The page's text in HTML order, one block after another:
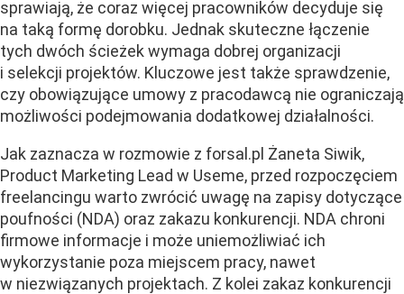
sprawiają, że coraz więcej pracowników decyduje się
na taką formę dorobku. Jednak skuteczne łączenie
tych dwóch ścieżek wymaga dobrej organizacji
i selekcji projektów. Kluczowe jest także sprawdzenie,
czy obowiązujące umowy z pracodawcą nie ograniczają
możliwości podejmowania dodatkowej działalności.
Jak zaznacza w rozmowie z forsal.pl Żaneta Siwik,
Product Marketing Lead w Useme, przed rozpoczęciem
freelancingu warto zwrócić uwagę na zapisy dotyczące
poufności (NDA) oraz zakazu konkurencji. NDA chroni
firmowe informacje i może uniemożliwiać ich
wykorzystanie poza miejscem pracy, nawet
w niezwiązanych projektach. Z kolei zakaz konkurencji